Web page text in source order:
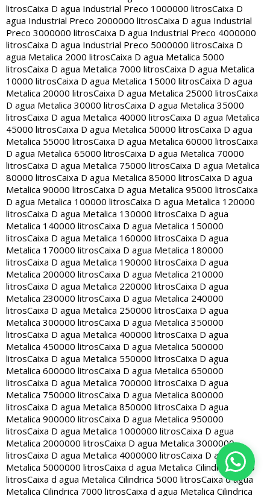
litrosCaixa D agua Industrial Preco 1000000 litrosCaixa D
agua Industrial Preco 2000000 litrosCaixa D agua Industrial
Preco 3000000 litrosCaixa D agua Industrial Preco 4000000
litrosCaixa D agua Industrial Preco 5000000 litrosCaixa D
agua Metalica 2000 litrosCaixa D agua Metalica 5000
litrosCaixa D agua Metalica 7000 litrosCaixa D agua Metalica
10000 litrosCaixa D agua Metalica 15000 litrosCaixa D agua
Metalica 20000 litrosCaixa D agua Metalica 25000 litrosCaixa
D agua Metalica 30000 litrosCaixa D agua Metalica 35000
litrosCaixa D agua Metalica 40000 litrosCaixa D agua Metalica
45000 litrosCaixa D agua Metalica 50000 litrosCaixa D agua
Metalica 55000 litrosCaixa D agua Metalica 60000 litrosCaixa
D agua Metalica 65000 litrosCaixa D agua Metalica 70000
litrosCaixa D agua Metalica 75000 litrosCaixa D agua Metalica
80000 litrosCaixa D agua Metalica 85000 litrosCaixa D agua
Metalica 90000 litrosCaixa D agua Metalica 95000 litrosCaixa
D agua Metalica 100000 litrosCaixa D agua Metalica 120000
litrosCaixa D agua Metalica 130000 litrosCaixa D agua
Metalica 140000 litrosCaixa D agua Metalica 150000
litrosCaixa D agua Metalica 160000 litrosCaixa D agua
Metalica 170000 litrosCaixa D agua Metalica 180000
litrosCaixa D agua Metalica 190000 litrosCaixa D agua
Metalica 200000 litrosCaixa D agua Metalica 210000
litrosCaixa D agua Metalica 220000 litrosCaixa D agua
Metalica 230000 litrosCaixa D agua Metalica 240000
litrosCaixa D agua Metalica 250000 litrosCaixa D agua
Metalica 300000 litrosCaixa D agua Metalica 350000
litrosCaixa D agua Metalica 400000 litrosCaixa D agua
Metalica 450000 litrosCaixa D agua Metalica 500000
litrosCaixa D agua Metalica 550000 litrosCaixa D agua
Metalica 600000 litrosCaixa D agua Metalica 650000
litrosCaixa D agua Metalica 700000 litrosCaixa D agua
Metalica 750000 litrosCaixa D agua Metalica 800000
litrosCaixa D agua Metalica 850000 litrosCaixa D agua
Metalica 900000 litrosCaixa D agua Metalica 950000
litrosCaixa D agua Metalica 1000000 litrosCaixa D agua
Metalica 2000000 litrosCaixa D agua Metalica 3000000
litrosCaixa D agua Metalica 4000000 litrosCaixa D agua
Metalica 5000000 litrosCaixa d agua Metalica Cilindrica 2000
litrosCaixa d agua Metalica Cilindrica 5000 litrosCaixa d agua
Metalica Cilindrica 7000 litrosCaixa d agua Metalica Cilindrica